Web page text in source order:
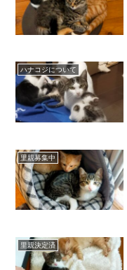
ハナコジについて
里親募集中
里親決定済